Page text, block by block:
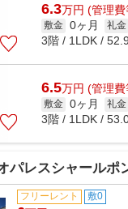
6.3万円 (管理
敷金 0ヶ月 礼金
3階 / 1LDK /
6.5万円 (管理
敷金 0ヶ月 礼金
3階 / 1LDK /
パレスシャール
フリーレント 敷0